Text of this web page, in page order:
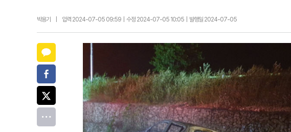
박용기 입력 2024-07-05 09:59 | 수정 2024-07-05 10:05 | 발행일 2024-07-05